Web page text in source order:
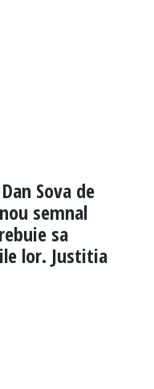
Sova de
semnal
sa
lor. Justitia